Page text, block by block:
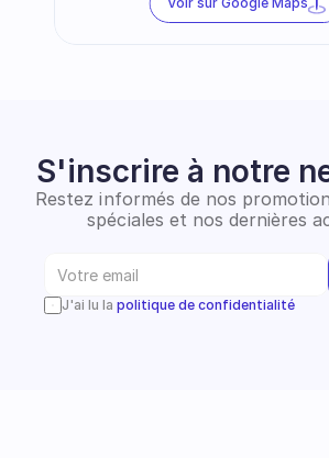
S'inscrire à notre
Restez informés de nos
spéciales et nos dernières
J'ai lu la politique de confidentialité